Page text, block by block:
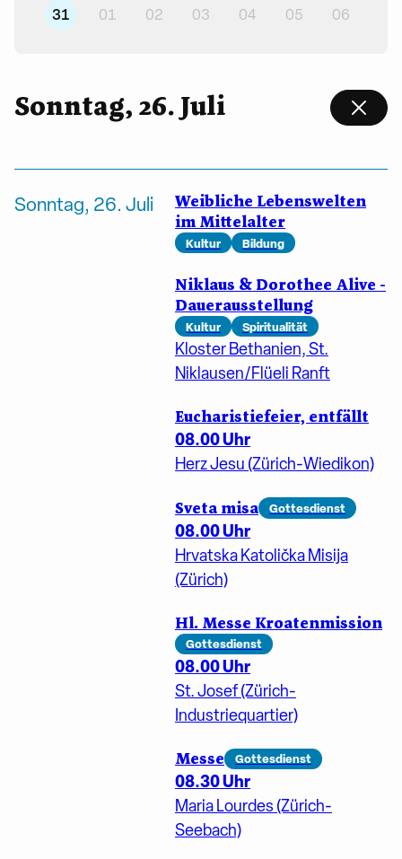
31
01 02 03 04 05 06
Sonntag, 26. Juli
Sonntag, 26. Juli
Weibliche Lebenswelten
im Mittelalter
Kultur Bildung
Niklaus & Dorothee Alive -
Dauerausstellung
Kultur Spiritualität
Kloster Bethanien, St.
Niklausen/Flüeli Ranft
Eucharistiefeier, entfällt
08.00 Uhr
Herz Jesu (Zürich-Wiedikon)
Sveta misa Gottesdienst
08.00 Uhr
Hrvatska Katolička Misija
(Zürich)
Hl. Messe Kroatenmission
Gottesdienst
08.00 Uhr
St. Josef (Zürich-
Industriequartier)
Messe Gottesdienst
08.30 Uhr
Maria Lourdes (Zürich-
Seebach)